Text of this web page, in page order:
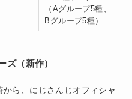
（Aグループ5種、
Bグループ5種）
ズ（新作）
ら、にじさんじオフィシャ